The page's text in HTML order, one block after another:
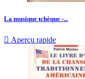
La musique tchèque -...
 Aperçu rapide